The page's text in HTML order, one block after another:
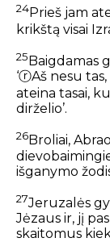
24Prieš jam
krikštą visai
25 Baigdamas
‘ⓡAš nesu
ateina tasai,
dirželio’.
26Broliai,
išganymo
27Jeruzalės
Jėzaus ir, jį
skaitomus